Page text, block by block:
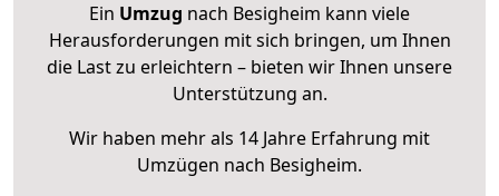
Ein Umzug nach Besigheim kann viele
Herausforderungen mit sich bringen, um Ihnen
die Last zu erleichtern – bieten wir Ihnen unsere
Unterstützung an.
Wir haben mehr als 14 Jahre Erfahrung mit
Umzügen nach Besigheim.